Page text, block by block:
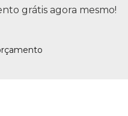
grátis agora mesmo!